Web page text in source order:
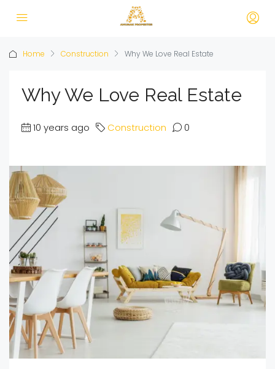
Home Construction Why We Love Real Estate
Why We Love Real Estate
10 years ago Construction 0